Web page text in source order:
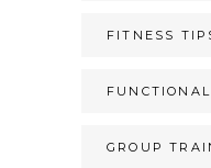
FITNESS
FUNCTIONAL
GROUP